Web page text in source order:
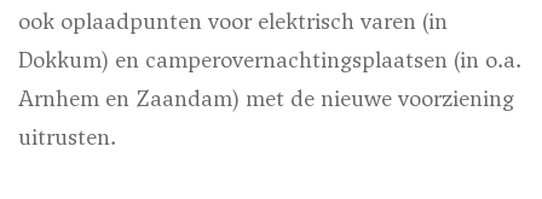
ook oplaadpunten voor elektrisch varen (in
Dokkum) en camperovernachtingsplaatsen (in o.a.
Arnhem en Zaandam) met de nieuwe voorziening
uitrusten.